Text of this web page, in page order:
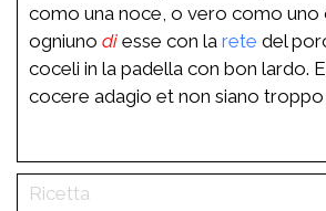
como una noce, o vero como uno
ogniuno di esse con la rete del
coceli in la padella con bon lardo.
cocere adagio et non siano